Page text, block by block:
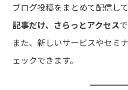
ブログ投稿をまとめて配信して
記事だけ、さらっとアクセス
また、新しいサービスやセミ
ェックできます。